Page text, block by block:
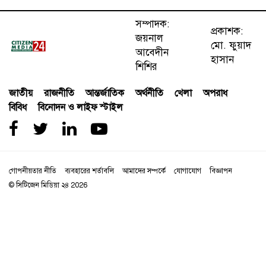
সম্পাদক:
জয়নাল
আবেদীন
শিশির
প্রকাশক:
মো. ফুয়াদ
হাসান
জাতীয় রাজনীতি আন্তর্জাতিক অর্থনীতি খেলা
অপরাধ
বিবিধ
বিনোদন ও লাইফ স্টাইল
গোপনীয়তার নীতি ব্যবহারের শর্তাবলি আমাদের সম্পর্কে যোগাযোগ
বিজ্ঞাপন
© সিটিজেন মিডিয়া ২৪ 2026